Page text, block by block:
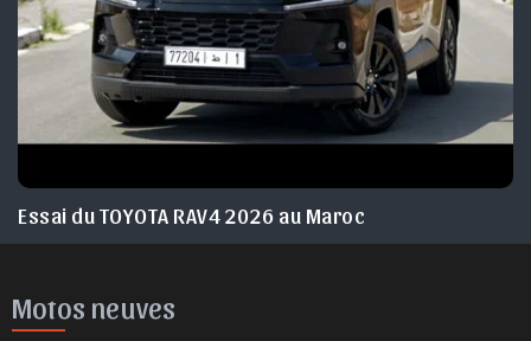
Essai du TOYOTA RAV4 2026 au Maroc
Motos neuves